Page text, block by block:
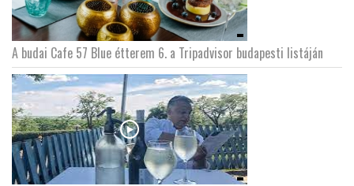
A budai Cafe 57 Blue étterem 6. a Tripadvisor budapesti listáján